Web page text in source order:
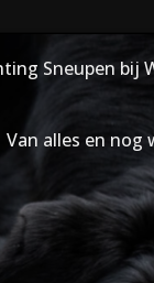
Sneupen bij
Van alles en nog